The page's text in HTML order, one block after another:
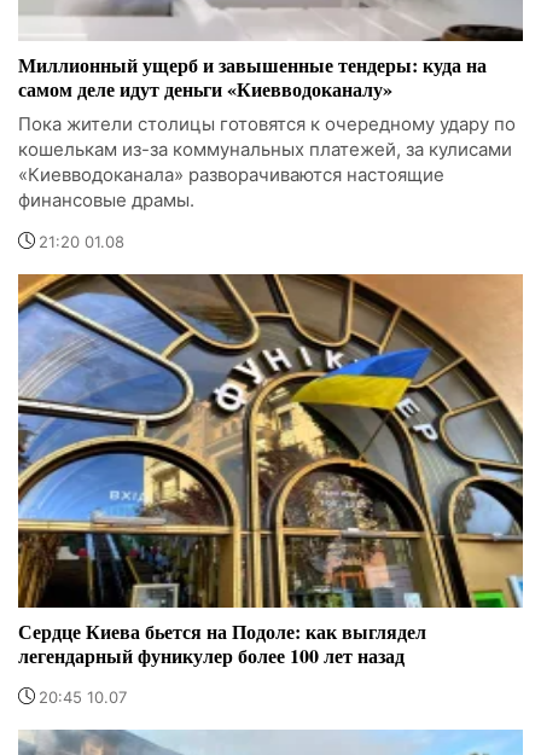
Миллионный ущерб и завышенные тендеры: куда на
самом деле идут деньги «Киевводоканалу»
Пока жители столицы готовятся к очередному удару по
кошелькам из-за коммунальных платежей, за кулисами
«Киевводоканала» разворачиваются настоящие
финансовые драмы.
21:20 01.08
Сердце Киева бьется на Подоле: как выглядел
легендарный фуникулер более 100 лет назад
20:45 10.07